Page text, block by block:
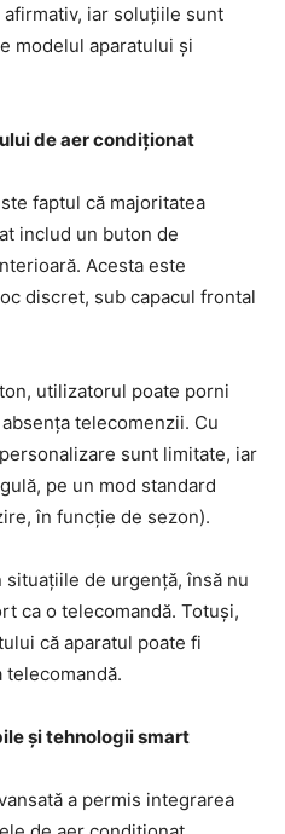
iar soluțiile sunt
modelul aparatului și
de aer condiționat
faptul că majoritatea
includ un buton de
Acesta este
discret, sub capacul frontal
utilizatorul poate porni
telecomenzii. Cu
sunt limitate, iar
pe un mod standard
în funcție de sezon).
de urgență, însă nu
ca o telecomandă. Totuși,
că aparatul poate fi
telecomandă.
și tehnologii smart
a permis integrarea